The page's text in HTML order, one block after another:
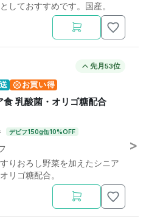
しておすすめです。国産。
先月53位
お買い得
食 乳酸菌・オリゴ糖配合
デビフ150g缶10%OFF
りおろし野菜を加えたシニア
リゴ糖配合。